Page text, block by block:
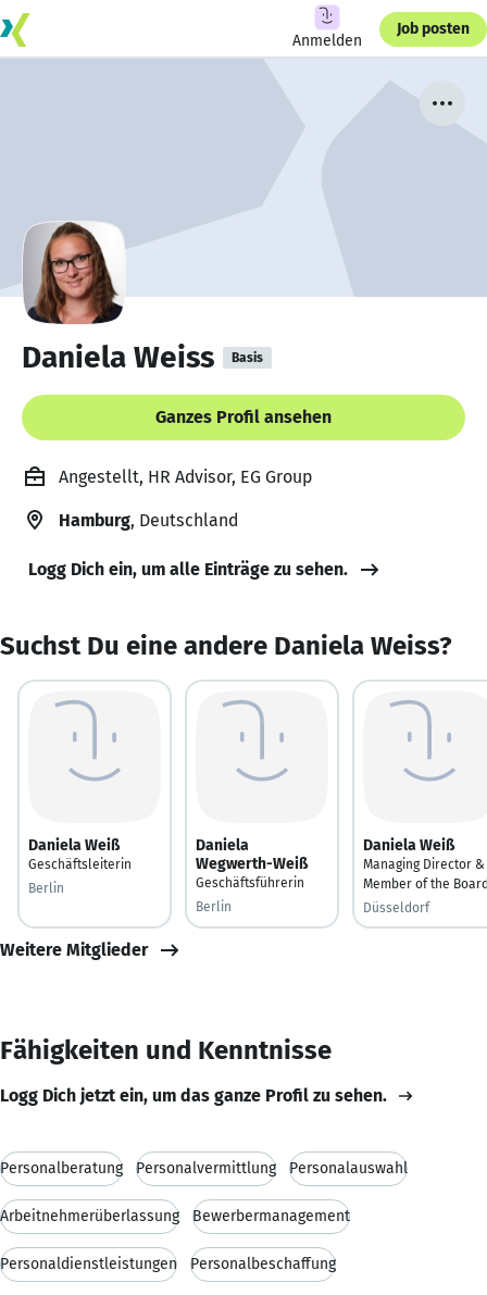
Anmelden
Job posten
Daniela Weiss Basis
Ganzes Profil ansehen
Angestellt, HR Advisor, EG Group
Hamburg, Deutschland
Logg Dich ein, um alle Einträge zu sehen.
Suchst Du eine andere Daniela Weiss?
Daniela Weiß
Geschäftsleiterin
Berlin
Daniela
Wegwerth-Weiß
Geschäftsführerin
Berlin
Daniela Weiß
Managing Director &
Member of the
Düsseldorf
Weitere Mitglieder
Fähigkeiten und Kenntnisse
Logg Dich jetzt ein, um das ganze Profil zu sehen.
Personalberatung Personalvermittlung Personalauswahl
Arbeitnehmerüberlassung Bewerbermanagement
Personaldienstleistungen Personalbeschaffung